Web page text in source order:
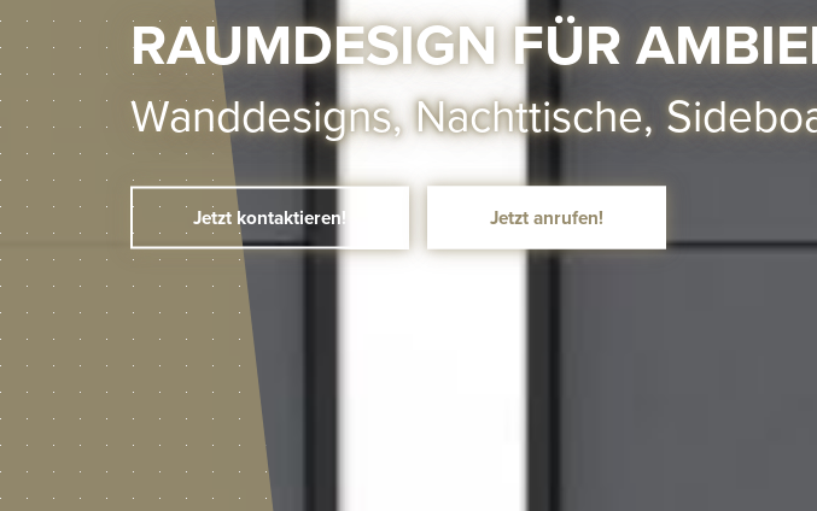
RAUMDESIGN FÜR
Wanddesigns, Nachttische,
Jetzt kontaktieren! Jetzt anrufen!